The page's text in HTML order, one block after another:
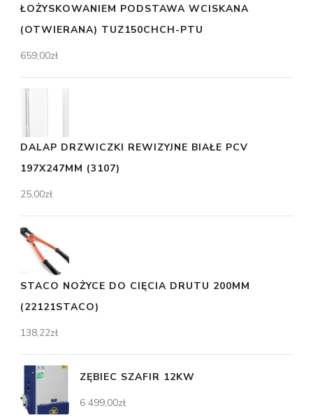
ŁOŻYSKOWANIEM PODSTAWA WCISKANA
(OTWIERANA) TUZ150CHCH-PTU
659,00zł
DALAP DRZWICZKI REWIZYJNE BIAŁE PCV
197X247MM (3107)
25,00zł
STACO NOŻYCE DO CIĘCIA DRUTU 200MM
(22121STACO)
138,22zł
ZĘBIEC SZAFIR 12KW
6 499,00zł